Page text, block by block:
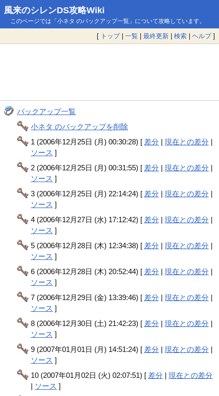
風来のシレンDS攻略Wiki
このページでは「小ネタ のバックアップ一覧」について攻略しています。
[ トップ| 一覧 | 最終更新 | 検索 | ヘルプ]
バックアップ一覧
小ネタ のバックアップを削除
1 (2006年12月25日 (月) 00:30:28) [ 差分 |現在との差分 |
ソース ]
2 (2006年12月25日 (月) 00:31:55) [ 差分 |現在との差分 |
ソース ]
3 (2006年12月25日 (月) 22:14:24) [ 差分 |現在との差分 |
ソース ]
4 (2006年12月27日 (水) 17:12:42) [ 差分 |現在との差分 |
ソース ]
5 (2006年12月28日 (木) 12:34:38) [ 差分 |現在との差分 |
ソース ]
6 (2006年12月28日 (木) 20:52:44) [ 差分 |現在との差分 |
ソース ]
7 (2006年12月29日 (金) 13:39:46) [ 差分 |現在との差分 |
ソース ]
8 (2006年12月30日 (土) 21:42:23) [ 差分 |現在との差分 |
ソース ]
9 (2007年01月01日 (月) 14:51:24) [ 差分 |現在との差分 |
ソース ]
10 (2007年01月02日 (火) 02:07:51) [ 差分 |現在との差分
| ソース ]